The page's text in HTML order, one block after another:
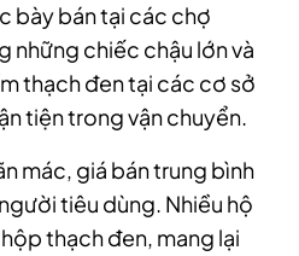
bày bán tại các chợ
những chiếc chậu lớn và
thạch đen tại các cơ sở
tiện trong vận chuyển.
mác, giá bán trung bình
tiêu dùng. Nhiều hộ
thạch đen, mang lại